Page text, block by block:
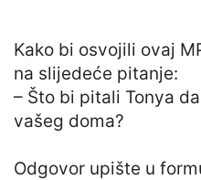
Kako bi osvojili ovaj
na slijedeće pitanje:
– Što bi pitali Tonya
vašeg doma?
Odgovor upište u